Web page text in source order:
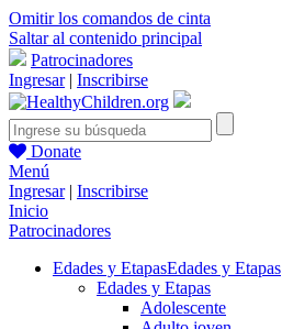
Omitir los comandos de cinta
Saltar al contenido principal
Patrocinadores
Ingresar| Inscribirse
Donate
Menú
Ingresar| Inscribirse
Inicio
Patrocinadores
Edades y EtapasEdades y Etapas
Edades y Etapas
Adolescente